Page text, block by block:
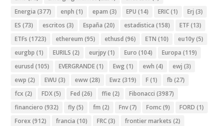
Energia (377) enph (1) epam (3) EPU (14) ERIC(1) Erj (3)
ES (73) escritos (3) España (20) estadistica (158) ETF(13)
ETFs (1723) ethereum (95) ethusd (96) ETN (10) eu10y(5)
eurgbp (1) EURILS (2) eurjpy(1) Euro (104) Europa (119)
eurusd (105) EVERGRANDE(1) Ewg (1) ewh (4) ewj (3)
ewp (2) EWU (3) eww(28) Ewz (319) F(1) fb (27)
fcx (2) FDX(5) Fed (26) ffie (2) Fibonacci (3987)
financiero (932) fly(5) fm (2) Fnv(7) Fomc(9) FORD (1)
Forex (912) francia (10) FRC(3) frontier markets (2)